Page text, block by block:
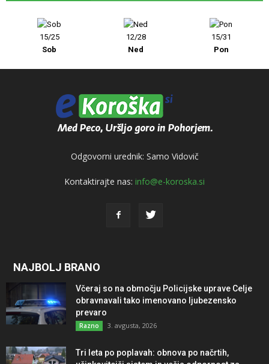
15/25
Sob
12/28
Ned
15/31
Pon
Odgovorni urednik: Samo Vidovič
Kontaktirajte nas: info@e-koroska.si
NAJBOLJ BRANO
Včeraj so na območju Policijske uprave Celje
obravnavali tako imenovano ljubezensko
prevaro
Razno 3. avgusta, 2026
Tri leta po poplavah: obnova po načrtih,